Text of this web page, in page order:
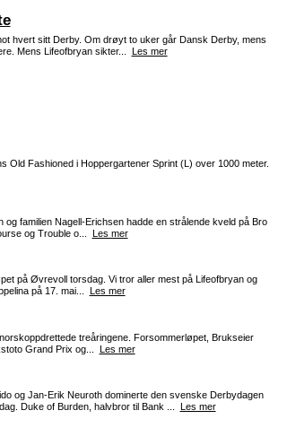
hvert sitt Derby. Om drøyt to uker går Dansk Derby, mens
Mens Lifeofbryan sikter... Les mer
Old Fashioned i Hoppergartener Sprint (L) over 1000 meter.
familien Nagell-Erichsen hadde en strålende kveld på Bro
og Trouble o... Les mer
på Øvrevoll torsdag. Vi tror aller mest på Lifeofbryan og
på 17. mai...
Les mer
treåringene. Forsommerløpet, Brukseier
Grand Prix og... Les mer
og Jan-Erik Neuroth dominerte den svenske Derbydagen
Duke of Burden, halvbror til Bank ... Les mer